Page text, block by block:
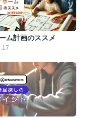
ム計画のススメ